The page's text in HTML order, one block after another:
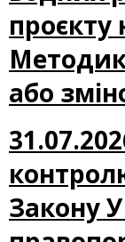
проєкту
або
Закону